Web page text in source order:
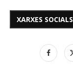
XARXES SOCIALS